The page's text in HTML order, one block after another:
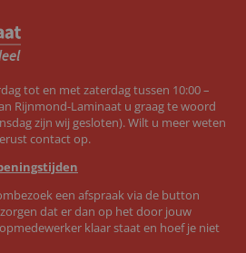
tot en met zaterdag tussen 10:00 –
Rijnmond-Laminaat u graag te woord
zijn wij gesloten). Wilt u meer weten
contact op.
een afspraak via de button
dat er dan op het door jouw
klaar staat en hoef je niet